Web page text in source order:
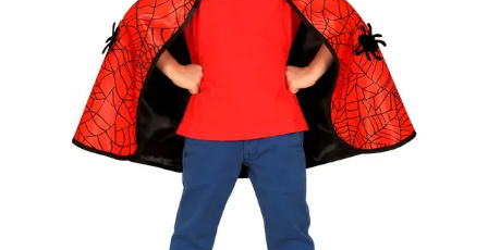
például harisnya,
ékszer, cipő,
paróka, kesztyű,
kardok, kemény
kalapok,
varázspálca,
seprű, szakáll,
bajusz, műanyag